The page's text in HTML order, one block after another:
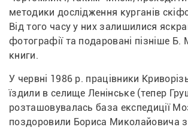
методики дослідження курганів
Від того часу у них залишилися
фотографії та подаровані пізніше
книги.
У червні 1986 р. працівники
їздили в селище Ленінське (тепер
розташовувалась база експедиції
поздоровили Бориса Миколайовича